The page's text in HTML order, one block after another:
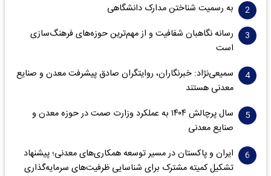
به رسمیت شناختن مدارک دانشگاهی
رسانه نگاهبان شفافیت و از مهم‌ترین حوزه‌های فرهنگ‌سازی
است
سمیعی‌نژاد: خبرنگاران، روایتگران صادق پیشرفت معدن و صنایع
معدنی هستند
سال پرچالش ۱۴۰۴ به عملکرد وزارت صمت در حوزه معدن و
صنایع معدنی
ایران و پاکستان در مسیر توسعه همکاری‌های معدنی؛ پیشنهاد
تشکیل کمیته مشترک برای شناسایی ظرفیت‌های سرمایه‌گذاری